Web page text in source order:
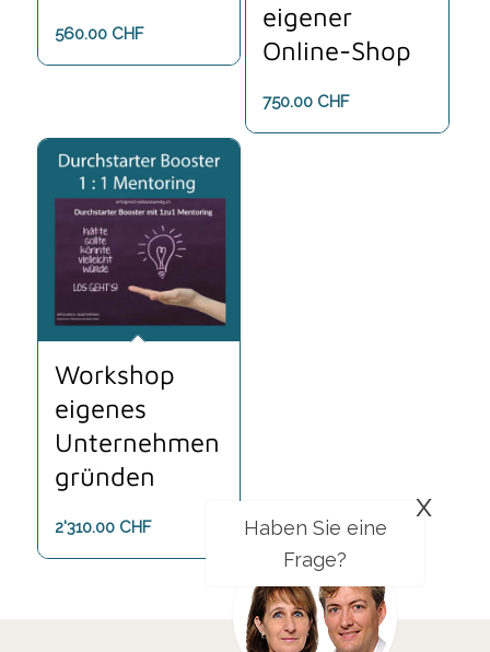
560.00 CHF
eigener
Online-Shop
750.00 CHF
Workshop
eigenes
Unternehmen
gründen
2'310.00 CHF
Haben Sie eine
Frage?
x